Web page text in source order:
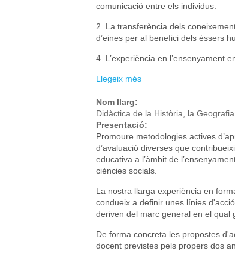
comunicació entre els individus.
2. La transferència dels
d’eines per al benefici dels éssers
4. L’experiència en l’ensenyament
Llegeix més
Nom llarg:
Didàctica de la Història, la
Presentació:
Promoure metodologies actives
d’avaluació diverses que
educativa a l’àmbit de
ciències socials.
La nostra llarga experiència en
condueix a definir unes línies
deriven del marc general en el qual
De forma concreta les propostes
docent previstes pels propers dos